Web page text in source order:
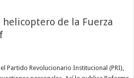
helicoptero de la Fuerza
Partido Revolucionario Institucional (PRI),